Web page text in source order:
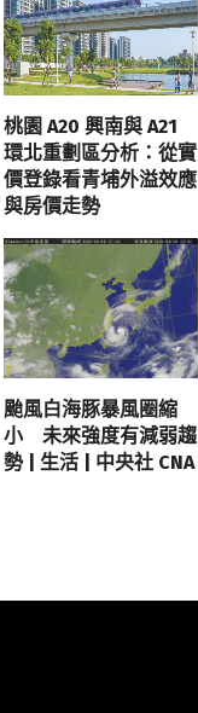
桃園 A20 興南與 A21
環北重劃區分析：從實
價登錄看青埔外溢效應
與房價走勢
颱風白海豚暴風圈縮
小 未來強度有減弱趨
勢 | 生活 | 中央社 CNA